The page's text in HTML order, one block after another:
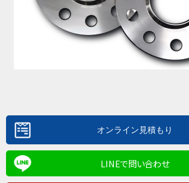
LINEで問い合わせ